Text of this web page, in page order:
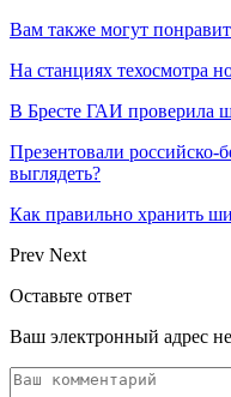
Вам также могут
На станциях техосмотра
В Бресте ГАИ проверила
Презентовали российско-
выглядеть?
Как правильно хранить
Prev Next
Оставьте ответ
Ваш электронный адрес